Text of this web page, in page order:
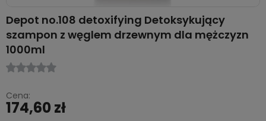
Depot no.108 detoxifying Detoksykujący
szampon z węglem drzewnym dla mężczyzn
1000ml
Cena:
174,60 zł